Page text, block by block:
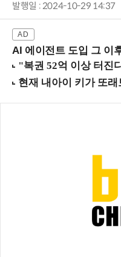
발행일 : 2024-10-29 14:37
AI 에이전트 도입 그 이후